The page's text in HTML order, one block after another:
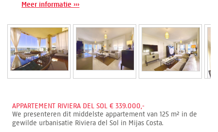
Meer informatie ›››
APPARTEMENT RIVIERA DEL SOL € 339.000,-
We presenteren dit middelste appartement van 125 m² in de
gewilde urbanisatie Riviera del Sol in Mijas Costa.